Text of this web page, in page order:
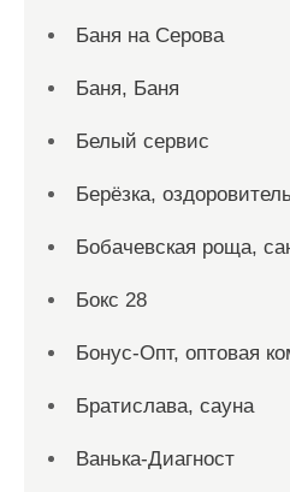
Баня на Серова
Баня, Баня
Белый сервис
Берёзка,
Бобачевская роща,
Бокс 28
Бонус-Опт, оптовая
Братислава, сауна
Ванька-Диагност